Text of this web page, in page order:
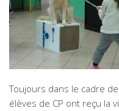
Toujours dans le cadre
élèves de CP ont reçu la